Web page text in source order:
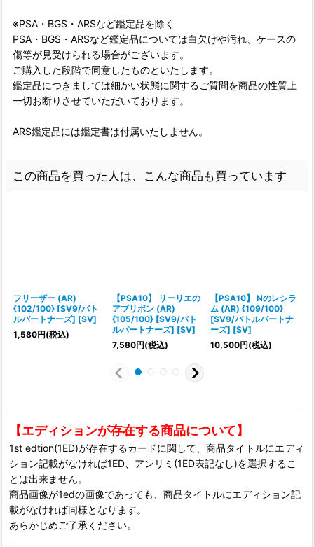
※PSA・BGS・ARSなど鑑定品を除く
PSA・BGS・ARSなど鑑定品については白欠けや汚れ、ケースの
傷等が見受けられる場合がございます。
ご購入した段階で同意したものといたします。
鑑定品につきましては細かい状態に関するご質問を商品の性質上
一切お断りさせていただいております。
ARS鑑定品には鑑定書は付属いたしません。
この商品を買った人は、こんな商品も買っています
フリーザー (AR)
{102/100} [SV9/バト
ルパートナーズ] [SV]
1,580円(税込)
【PSA10】 リーリエの
アブリボン (AR)
{105/100} [SV9/バト
ルパートナーズ] [SV]
7,580円(税込)
【PSA10】 Nのレシラ
ム (AR) {109/100}
[SV9/バトルパートナ
ーズ] [SV]
10,500円(税込)
【エディションが存在する商品について】
1st edtion(1ED)が存在するカードに関して、商品タイトルにエディ
ション記載がなければ1ED、アンリミ(1ED表記なし)を選択するこ
とは出来ません。
商品画像が1edの画像であっても、商品タイトルにエディション記
載がなければ同様となります。
あらかじめご了承ください。